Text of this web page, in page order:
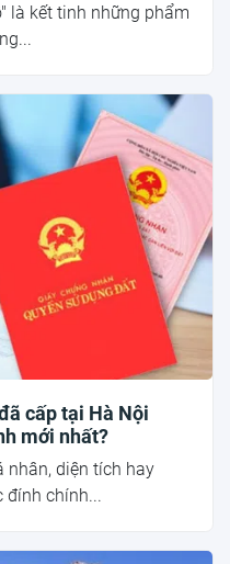
là kết tinh những phẩm
cấp tại Hà Nội
mới nhất?
nhân, diện tích hay
đính chính...